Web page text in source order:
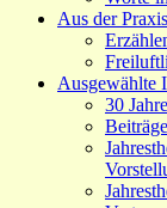
Aus der
Ausgewählte
30